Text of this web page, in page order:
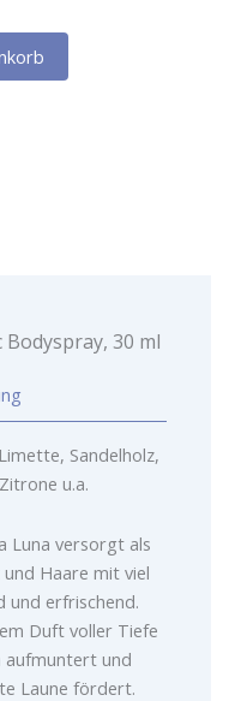
30 ml
Sandelholz,
u.a.
Luna versorgt als
Haare mit viel
und erfrischend.
Duft voller Tiefe
aufmuntert und
Laune fördert.